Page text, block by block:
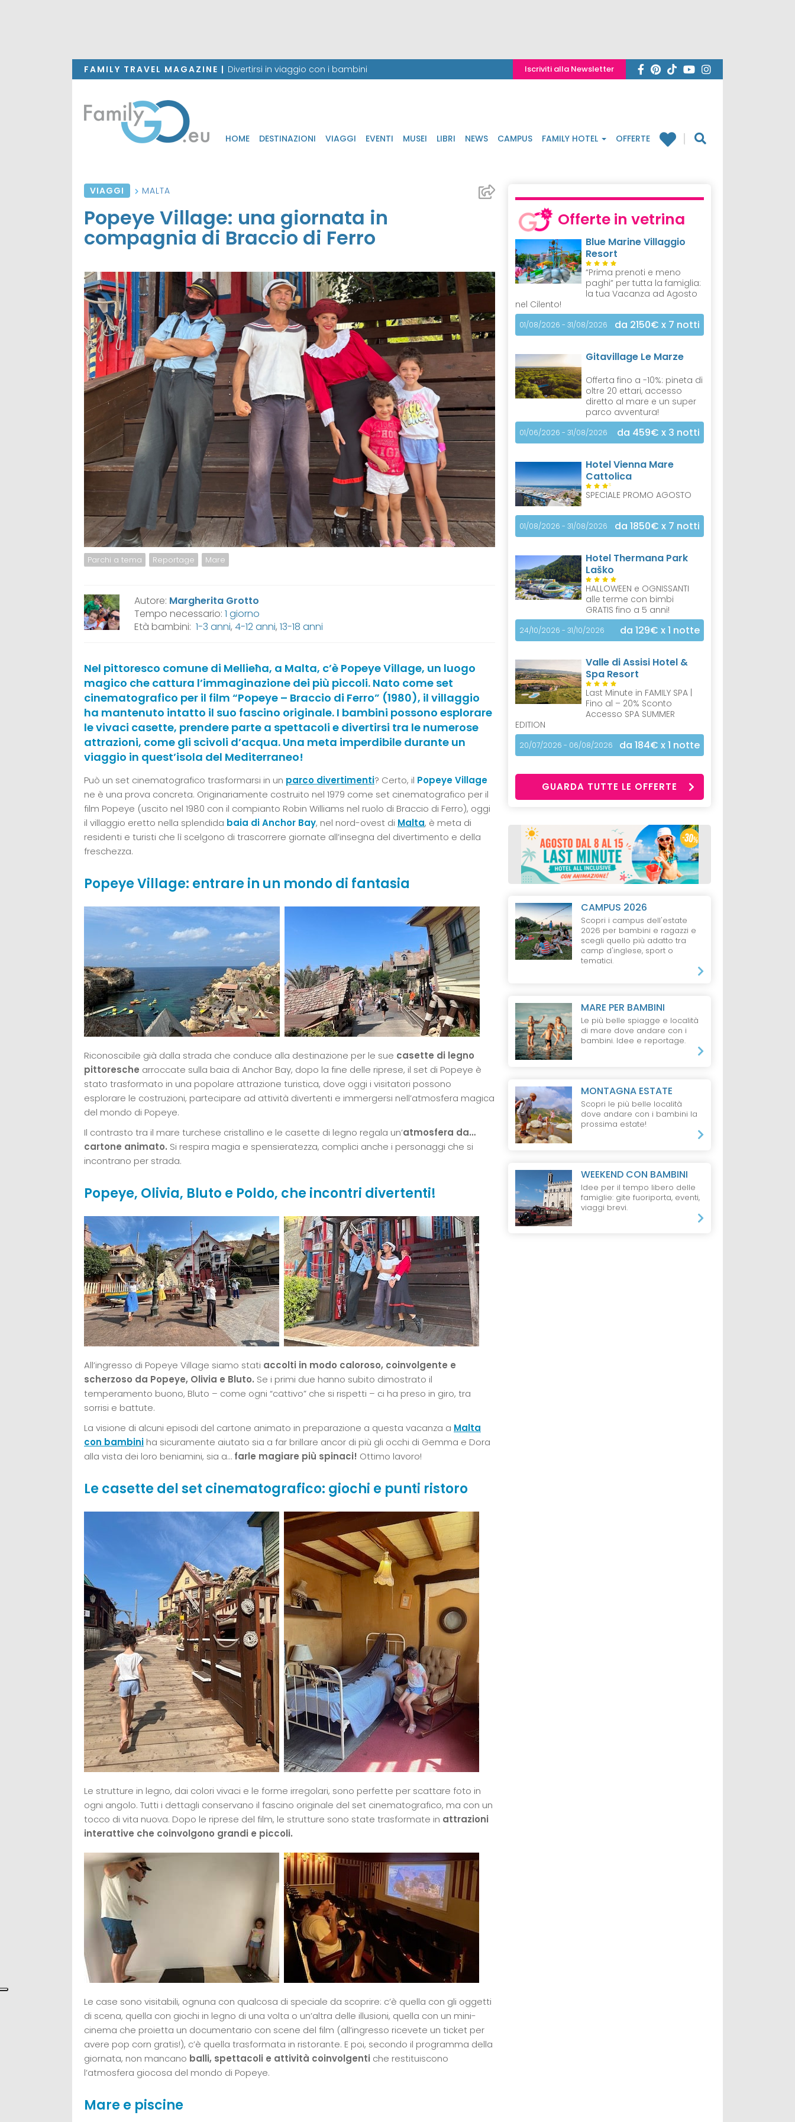
FAMILY TRAVEL MAGAZINE | Divertirsi in viaggio con i bambini Iscriviti alla Newsletter
HOME DESTINAZIONI VIAGGI EVENTI MUSEI LIBRI NEWS CAMPUS FAMILY HOTEL OFFERTE
VIAGGI MALTA
Popeye Village: una giornata in
compagnia di Braccio di Ferro
Parchi a tema Reportage Mare
Autore: Margherita Grotto
Tempo necessario: 1 giorno
Età bambini: 1-3 anni, 4-12 anni, 13-18 anni
Nel pittoresco comune di Mellieħa, a Malta, c’è Popeye Village, un luogo
magico che cattura l’immaginazione dei più piccoli. Nato come set
cinematografico per il film “Popeye – Braccio di Ferro” (1980), il villaggio
ha mantenuto intatto il suo fascino originale. I bambini possono esplorare
le vivaci casette, prendere parte a spettacoli e divertirsi tra le numerose
attrazioni, come gli scivoli d’acqua. Una meta imperdibile durante un
viaggio in quest’isola del Mediterraneo!
Può un set cinematografico trasformarsi in un parco divertimenti? Certo, il Popeye Village
ne è una prova concreta. Originariamente costruito nel 1979 come set cinematografico per il
film Popeye (uscito nel 1980 con il compianto Robin Williams nel ruolo di Braccio di Ferro), oggi
il villaggio eretto nella splendida baia di Anchor Bay, nel nord-ovest di Malta, è meta di
residenti e turisti che lì scelgono di trascorrere giornate all’insegna del divertimento e della
freschezza.
Popeye Village: entrare in un mondo di fantasia
Riconoscibile già dalla strada che conduce alla destinazione per le sue casette di legno
pittoresche arroccate sulla baia di Anchor Bay, dopo la fine delle riprese, il set di Popeye è
stato trasformato in una popolare attrazione turistica, dove oggi i visitatori possono
esplorare le costruzioni, partecipare ad attività divertenti e immergersi nell’atmosfera magica
del mondo di Popeye.
Il contrasto tra il mare turchese cristallino e le casette di legno regala un’atmosfera da…
cartone animato. Si respira magia e spensieratezza, complici anche i personaggi che si
incontrano per strada.
Popeye, Olivia, Bluto e Poldo, che incontri divertenti!
All’ingresso di Popeye Village siamo stati accolti in modo caloroso, coinvolgente e
scherzoso da Popeye, Olivia e Bluto. Se i primi due hanno subito dimostrato il
temperamento buono, Bluto – come ogni “cattivo” che si rispetti – ci ha preso in giro, tra
sorrisi e battute.
La visione di alcuni episodi del cartone animato in preparazione a questa vacanza a Malta
con bambini ha sicuramente aiutato sia a far brillare ancor di più gli occhi di Gemma e Dora
alla vista dei loro beniamini, sia a… farle magiare più spinaci! Ottimo lavoro!
Le casette del set cinematografico: giochi e punti ristoro
Le strutture in legno, dai colori vivaci e le forme irregolari, sono perfette per scattare foto in
ogni angolo. Tutti i dettagli conservano il fascino originale del set cinematografico, ma con un
tocco di vita nuova. Dopo le riprese del film, le strutture sono state trasformate in attrazioni
interattive che coinvolgono grandi e piccoli.
Le case sono visitabili, ognuna con qualcosa di speciale da scoprire: c’è quella con gli oggetti
di scena, quella con giochi in legno di una volta o un’altra delle illusioni, quella con un mini-
cinema che proietta un documentario con scene del film (all’ingresso ricevete un ticket per
avere pop corn gratis!), c’è quella trasformata in ristorante. E poi, secondo il programma della
giornata, non mancano balli, spettacoli e attività coinvolgenti che restituiscono
l’atmosfera giocosa del mondo di Popeye.
Mare e piscine
Offerte in vetrina
Blue Marine Villaggio
Resort
“Prima prenoti e meno
paghi” per tutta la famiglia:
la tua Vacanza ad Agosto
nel Cilento!
01/08/2026 - 31/08/2026 da 2150€ x 7 notti
Gitavillage Le Marze
Offerta fino a -10%: pineta di
oltre 20 ettari, accesso
diretto al mare e un super
parco avventura!
01/06/2026 - 31/08/2026 da 459€ x 3 notti
Hotel Vienna Mare
Cattolica
S
SPECIALE PROMO AGOSTO
01/08/2026 - 31/08/2026 da 1850€ x 7 notti
Hotel Thermana Park
Laško
HALLOWEEN e OGNISSANTI
alle terme con bimbi
GRATIS fino a 5 anni!
24/10/2026 - 31/10/2026 da 129€ x 1 notte
Valle di Assisi Hotel &
Spa Resort
Last Minute in FAMILY SPA |
Fino al – 20% Sconto
Accesso SPA SUMMER
EDITION
20/07/2026 - 06/08/2026 da 184€ x 1 notte
GUARDA TUTTE LE OFFERTE
CAMPUS 2026
Scopri i campus dell'estate
2026 per bambini e ragazzi e
scegli quello più adatto tra
camp d'inglese, sport o
tematici.
MARE PER BAMBINI
Le più belle spiagge e località
di mare dove andare con i
bambini. Idee e reportage.
MONTAGNA ESTATE
Scopri le più belle località
dove andare con i bambini la
prossima estate!
WEEKEND CON BAMBINI
Idee per il tempo libero delle
famiglie: gite fuoriporta, eventi,
viaggi brevi.